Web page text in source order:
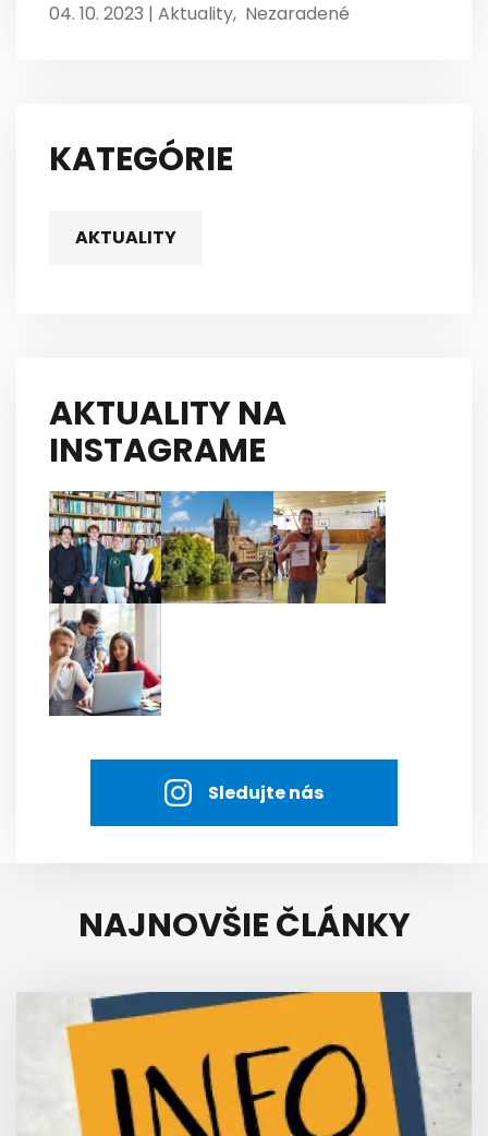
04. 10. 2023 | Aktuality, Nezaradené
KATEGÓRIE
AKTUALITY
AKTUALITY NA
INSTAGRAME
Sledujte nás
NAJNOVŠIE ČLÁNKY